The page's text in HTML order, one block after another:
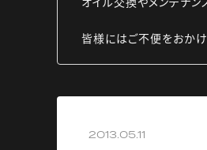
オイル交換やメンテナン
皆様にはご不便をおかけ
2013.05.11